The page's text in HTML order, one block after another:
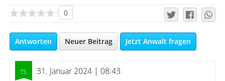
0
Antworten Neuer Beitrag Jetzt Anwalt fragen
31. Januar 2024 | 08:43